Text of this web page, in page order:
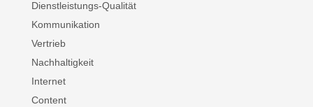
Dienstleistungs-Qualität
Kommunikation
Vertrieb
Nachhaltigkeit
Internet
Content